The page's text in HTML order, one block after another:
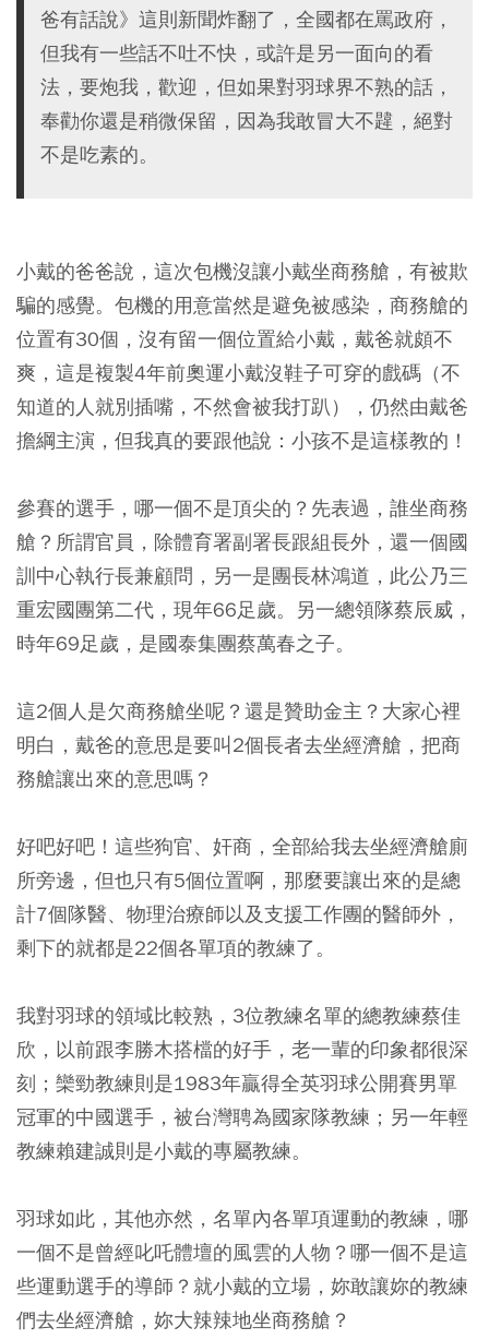
爸有話說》這則新聞炸翻了，全國都在罵政府，
但我有一些話不吐不快，或許是另一面向的看
法，要炮我，歡迎，但如果對羽球界不熟的話，
奉勸你還是稍微保留，因為我敢冒大不韙，絕對
不是吃素的。
小戴的爸爸說，這次包機沒讓小戴坐商務艙，有被欺
騙的感覺。包機的用意當然是避免被感染，商務艙的
位置有30個，沒有留一個位置給小戴，戴爸就頗不
爽，這是複製4年前奧運小戴沒鞋子可穿的戲碼（不
知道的人就別插嘴，不然會被我打趴），仍然由戴爸
擔綱主演，但我真的要跟他說：小孩不是這樣教的！
參賽的選手，哪一個不是頂尖的？先表過，誰坐商務
艙？所謂官員，除體育署副署長跟組長外，還一個國
訓中心執行長兼顧問，另一是團長林鴻道，此公乃三
重宏國團第二代，現年66足歲。另一總領隊蔡辰威，
時年69足歲，是國泰集團蔡萬春之子。
這2個人是欠商務艙坐呢？還是贊助金主？大家心裡
明白，戴爸的意思是要叫2個長者去坐經濟艙，把商
務艙讓出來的意思嗎？
好吧好吧！這些狗官、奸商，全部給我去坐經濟艙廁
所旁邊，但也只有5個位置啊，那麼要讓出來的是總
計7個隊醫、物理治療師以及支援工作團的醫師外，
剩下的就都是22個各單項的教練了。
我對羽球的領域比較熟，3位教練名單的總教練蔡佳
欣，以前跟李勝木搭檔的好手，老一輩的印象都很深
刻；欒勁教練則是1983年贏得全英羽球公開賽男單
冠軍的中國選手，被台灣聘為國家隊教練；另一年輕
教練賴建誠則是小戴的專屬教練。
羽球如此，其他亦然，名單內各單項運動的教練，哪
一個不是曾經叱吒體壇的風雲的人物？哪一個不是這
些運動選手的導師？就小戴的立場，妳敢讓妳的教練
們去坐經濟艙，妳大辣辣地坐商務艙？